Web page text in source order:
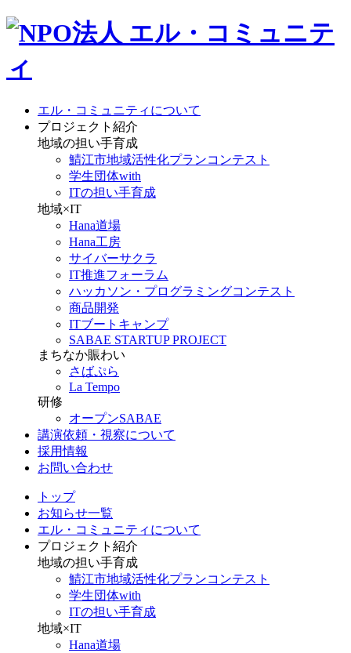
エル・コミュニティについて
プロジェクト紹介
地域の担い手育成
鯖江市地域活性化プランコンテスト
学生団体with
ITの担い手育成
地域×IT
Hana道場
Hana工房
サイバーサクラ
IT推進フォーラム
ハッカソン・プログラミングコンテスト
商品開発
ITブートキャンプ
SABAE STARTUP PROJECT
まちなか賑わい
さばぷら
La Tempo
研修
オープンSABAE
講演依頼・視察について
採用情報
お問い合わせ
トップ
お知らせ一覧
エル・コミュニティについて
プロジェクト紹介
地域の担い手育成
鯖江市地域活性化プランコンテスト
学生団体with
ITの担い手育成
地域×IT
Hana道場